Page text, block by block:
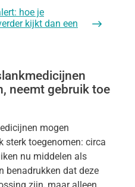
hoe je
kijkt dan een
neemt gebruik toe
mogen
sterk toegenomen: circa
nu middelen als
benadrukken dat deze